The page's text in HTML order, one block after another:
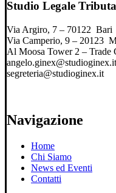
Studio Legale
Via Argiro, 7 – 70122 Bari
Via Camperio, 9 – 20123
Al Moosa Tower 2 – Trade
angelo.ginex@studioginex.it
segreteria@studioginex.it
Navigazione
Home
Chi Siamo
News ed Eventi
Contatti